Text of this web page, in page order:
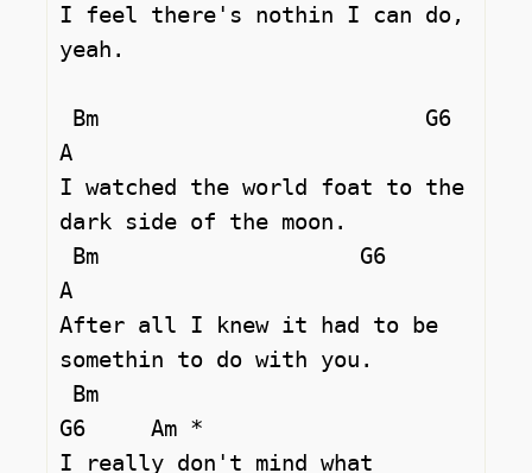
I feel there's nothin I can do,
yeah.
A
I watched the world foаt to the
dark side of the moon.
A
After all I knew it had to be
somethin to do with you.
G6     Am *
I really don't mind what